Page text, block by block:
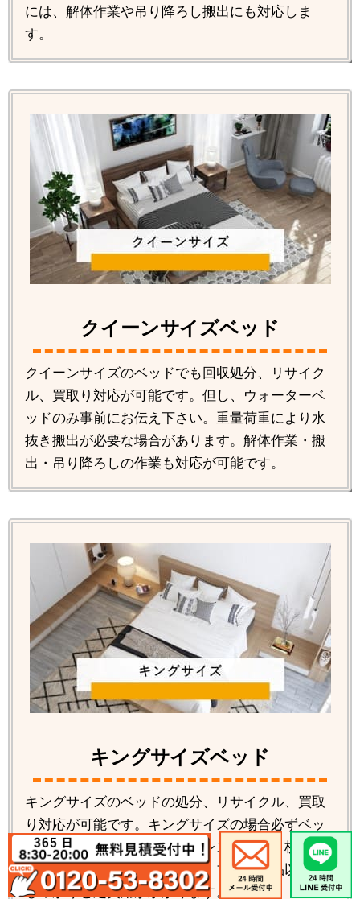
には、解体作業や吊り降ろし搬出にも対応しま
す。
クイーンサイズベッド
クイーンサイズのベッドでも回収処分、リサイク
ル、買取り対応が可能です。但し、ウォーターベ
ッドのみ事前にお伝え下さい。重量荷重により水
抜き搬出が必要な場合があります。解体作業・搬
出・吊り降ろしの作業も対応が可能です。
キングサイズベッド
キングサイズのベッドの処分、リサイクル、買取
り対応が可能です。キングサイズの場合必ずベッ
ドの解体が必要です。マットレスも分割２枚タイ
プが多い為料金もかかります。ブランド品以外は
しっかりと処費用がかかります。